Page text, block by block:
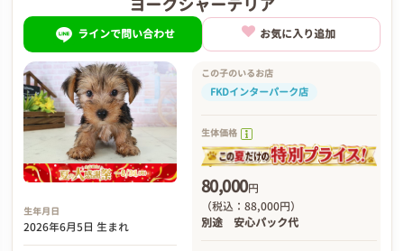
ヨークシャーテリア
ラインで問い合わせ お気に入り追加
生年月日
2026年6月5日 生まれ
この子のいるお店
FKDインターパーク店
生体価格
80,000円
（税込：88,000円）
別途 安心パック代